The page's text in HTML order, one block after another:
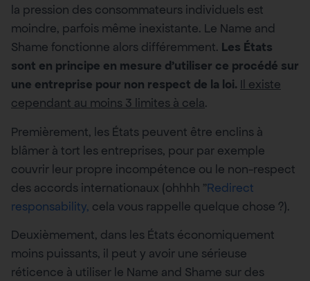
la pression des consommateurs individuels est
moindre, parfois même inexistante. Le Name and
Shame fonctionne alors différemment. Les États
sont en principe en mesure d’utiliser ce procédé sur
une entreprise pour non respect de la loi. Il existe
cependant au moins 3 limites à cela.
Premièrement, les États peuvent être enclins à
blâmer à tort les entreprises, pour par exemple
couvrir leur propre incompétence ou le non-respect
des accords internationaux (ohhhh ”Redirect
responsability, cela vous rappelle quelque chose ?).
Deuxièmement, dans les États économiquement
moins puissants, il peut y avoir une sérieuse
réticence à utiliser le Name and Shame sur des